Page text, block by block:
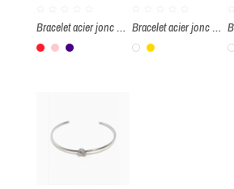
Bracelet acier jonc pierre oeil de chat
Rouge
RoseViolet
Bracelet acier jonc étoile lune
Blanc
Or